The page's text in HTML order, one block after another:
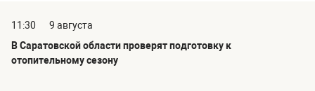
11:30
9 августа
В Саратовской области проверят подготовку к
отопительному сезону